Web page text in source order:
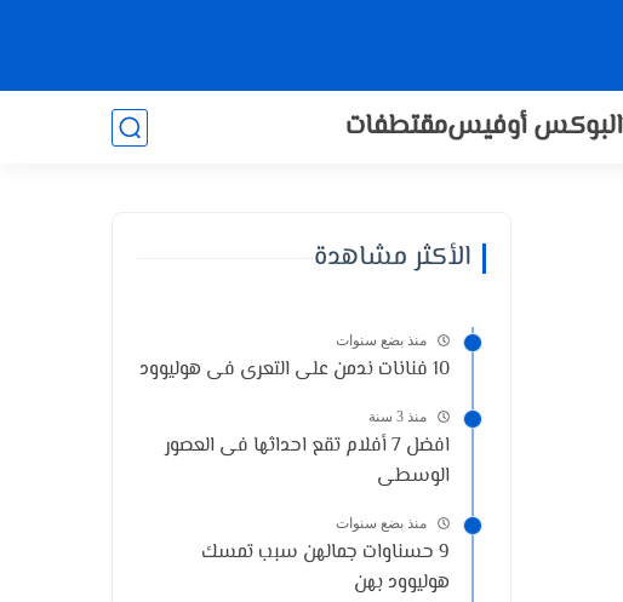
البوكس أوفيسمقتطفات
الأكثر مشاهدة
منذ بضع سنوات
10 فنانات ندمن على التعرى فى هوليوود
منذ 3 سنة
افضل 7 أفلام تقع احداثها فى العصور
الوسطى
منذ بضع سنوات
9 حسناوات جمالهن سبب تمسك
هوليوود بهن